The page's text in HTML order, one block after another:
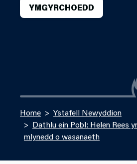
YMGYRCHOEDD
Home
Ystafell Newyddion
Dathlu ein Pobl: Helen Rees
mlynedd o wasanaeth